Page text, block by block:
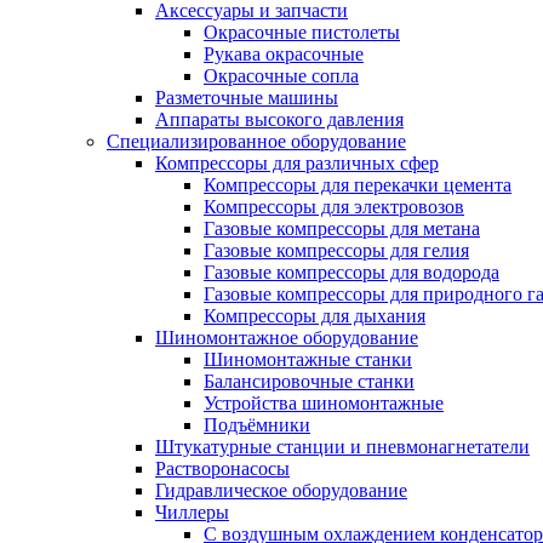
Аксессуары и запчасти
Окрасочные пистолеты
Рукава окрасочные
Окрасочные сопла
Разметочные машины
Аппараты высокого давления
Специализированное оборудование
Компрессоры для различных сфер
Компрессоры для перекачки цемента
Компрессоры для электровозов
Газовые компрессоры для метана
Газовые компрессоры для гелия
Газовые компрессоры для водорода
Газовые компрессоры для природного
Компрессоры для дыхания
Шиномонтажное оборудование
Шиномонтажные станки
Балансировочные станки
Устройства шиномонтажные
Подъёмники
Штукатурные станции и пневмонагнетатели
Растворонасосы
Гидравлическое оборудование
Чиллеры
С воздушным охлаждением